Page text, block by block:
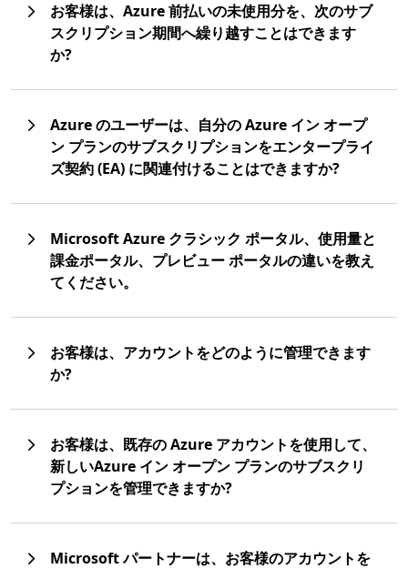
お客様は、Azure 前払いの未使用分を、次のサブ
スクリプション期間へ繰り越すことはできます
か?
Azure のユーザーは、自分の Azure イン オープ
ン プランのサブスクリプションをエンタープライ
ズ契約 (EA) に関連付けることはできますか?
Microsoft Azure クラシック ポータル、使用量と
課金ポータル、プレビュー ポータルの違いを教え
てください。
お客様は、アカウントをどのように管理できます
か?
お客様は、既存の Azure アカウントを使用して、
新しいAzure イン オープン プランのサブスクリ
プションを管理できますか?
Microsoft パートナーは、お客様のアカウントを